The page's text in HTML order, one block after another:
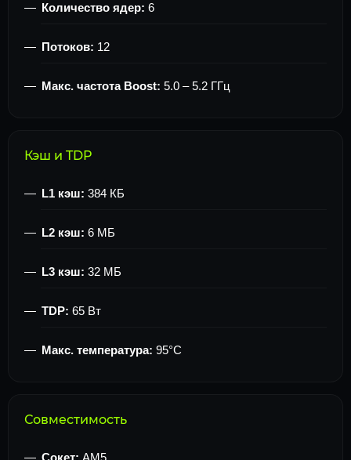
Количество ядер: 6
Потоков: 12
Макс. частота Boost: 5.0 – 5.2 ГГц
Кэш и TDP
L1 кэш: 384 КБ
L2 кэш: 6 МБ
L3 кэш: 32 МБ
TDP: 65 Вт
Макс. температура: 95°C
Совместимость
Сокет: AM5